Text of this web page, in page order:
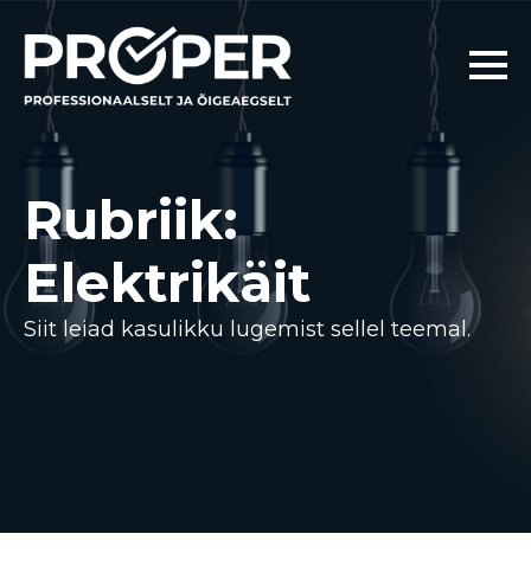
Rubriik:
Elektrikäit
Siit leiad kasulikku lugemist sellel teemal.